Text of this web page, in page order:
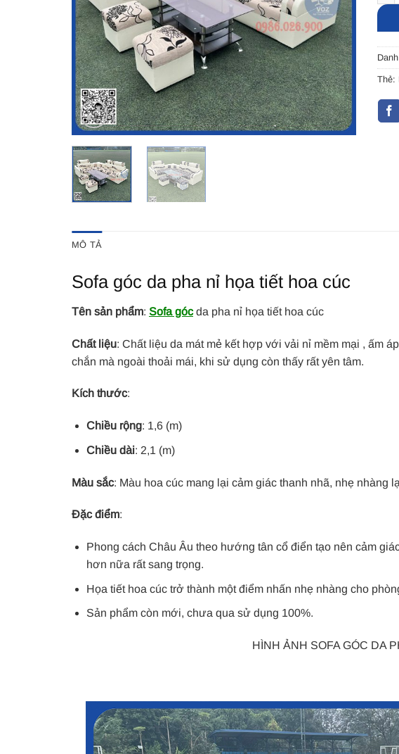
Thẻ:
MÔ TẢ
Sofa góc da pha nỉ họa tiết hoa cúc
Tên sản phẩm: Sofa gócda pha nỉ họa tiết hoa cúc
Chất liệu: Chất liệu da mát mẻ kết hợp với vải nỉ mềm mại , ấm
chắn mà ngoài thoải mái, khi sử dụng còn thấy rất yên tâm.
Kích thước:
Chiều rộng: 1,6 (m)
Chiều dài: 2,1 (m)
Màu sắc: Màu hoa cúc mang lại cảm giác thanh nhã, nhẹ nhàng
Đặc điểm:
Phong cách Châu Âu theo hướng tân cổ điển tạo nên cảm
hơn nữa rất sang trọng.
Họa tiết hoa cúc trở thành một điểm nhấn nhẹ nhàng cho
Sản phẩm còn mới, chưa qua sử dụng 100%.
HÌNH ẢNH SOFA GÓC DA